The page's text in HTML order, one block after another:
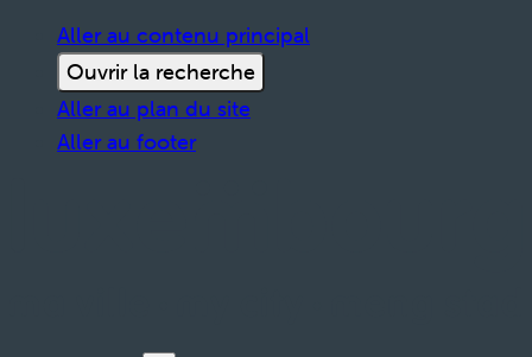
Aller au contenu principal
Ouvrir la recherche
Aller au plan du site
Aller au footer